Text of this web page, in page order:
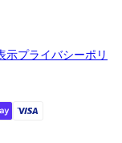
示プライバシーポリ